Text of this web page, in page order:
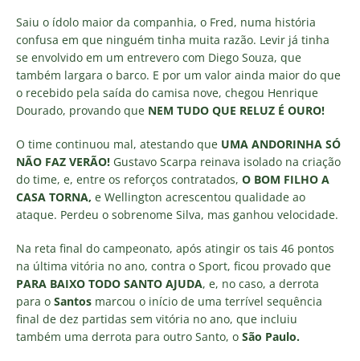
Saiu o ídolo maior da companhia, o Fred, numa história
confusa em que ninguém tinha muita razão. Levir já tinha
se envolvido em um entrevero com Diego Souza, que
também largara o barco. E por um valor ainda maior do que
o recebido pela saída do camisa nove, chegou Henrique
Dourado, provando que NEM TUDO QUE RELUZ É OURO!
O time continuou mal, atestando que UMA ANDORINHA SÓ
NÃO FAZ VERÃO! Gustavo Scarpa reinava isolado na criação
do time, e, entre os reforços contratados, O BOM FILHO A
CASA TORNA, e Wellington acrescentou qualidade ao
ataque. Perdeu o sobrenome Silva, mas ganhou velocidade.
Na reta final do campeonato, após atingir os tais 46 pontos
na última vitória no ano, contra o Sport, ficou provado que
PARA BAIXO TODO SANTO AJUDA, e, no caso, a derrota
para o Santos marcou o início de uma terrível sequência
final de dez partidas sem vitória no ano, que incluiu
também uma derrota para outro Santo, o São Paulo.